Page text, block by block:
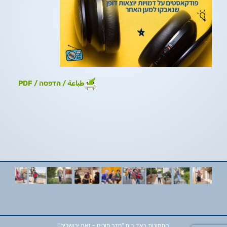
طباعة / הדפסה / PDF
התמונות באדיבות "חדר מורים - זאת ירושלים"